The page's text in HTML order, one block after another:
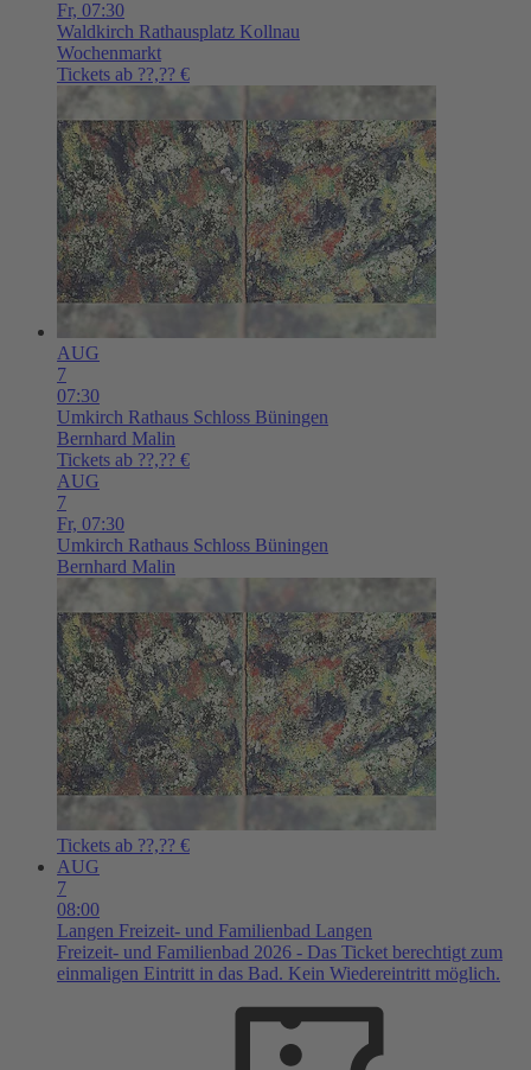
Fr, 07:30
Waldkirch Rathausplatz Kollnau
Wochenmarkt
Tickets ab ??,?? €
AUG
7
07:30
Umkirch Rathaus Schloss Büningen
Bernhard Malin
Tickets ab ??,?? €
AUG
7
Fr, 07:30
Umkirch Rathaus Schloss Büningen
Bernhard Malin
Tickets ab ??,?? €
AUG
7
08:00
Langen Freizeit- und Familienbad Langen
Freizeit- und Familienbad 2026 - Das Ticket berechtigt zum
einmaligen Eintritt in das Bad. Kein Wiedereintritt möglich.